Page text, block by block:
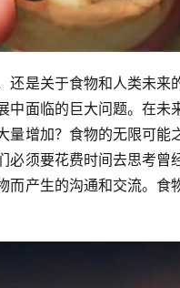
还是关于食物和人类未
面临的巨大问题。在未
量增加？食物的无限可
必须要花费时间去思考
而产生的沟通和交流。